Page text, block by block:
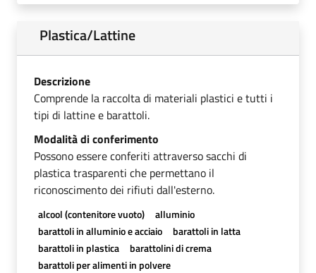
Plastica/Lattine
Descrizione
Comprende la raccolta di materiali plastici e tutti i
tipi di lattine e barattoli.
Modalità di conferimento
Possono essere conferiti attraverso sacchi di
plastica trasparenti che permettano il
riconoscimento dei rifiuti dall'esterno.
alcool (contenitore vuoto)
alluminio
barattoli in alluminio e acciaio
barattoli in latta
barattoli in plastica
barattolini di crema
barattoli per alimenti in polvere